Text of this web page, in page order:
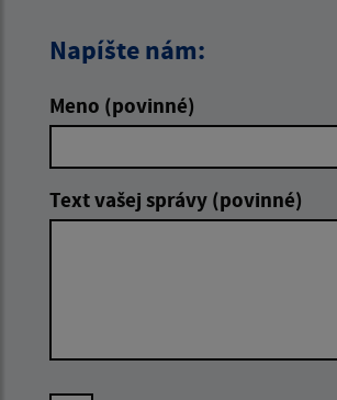
Napíšte nám:
Meno (povinné)
Text vašej správy (povinné)